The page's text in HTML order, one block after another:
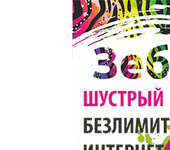
Популярное →